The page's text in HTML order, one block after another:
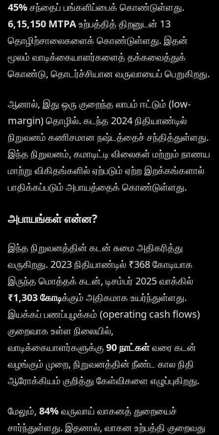
45%சந்தைப் பங்களிப்பைக் கொண்டுள்ளது.
6,15,150 MTPAஉற்பத்தித் திறனுடன் 13
தொழிற்சாலைகளைக் கொண்டுள்ளது. இதன்
மூலம் வாடிக்கையாளர்களைத் தக்கவைத்துக்
கொண்டு, தொடர்ச்சியான வருவாயைப் பெறுகிறது.
ஆனால், இது ஒரு குறைந்த லாபம் ஈட்டும் (low-
margin) தொழில். கடந்த 2024 நிதியாண்டில்
நிறுவனம் கணிசமான நஷ்டத்தைச் சந்தித்துள்ளது.
இந்த நிறுவனம், கமாடிட்டி விலைகள் மற்றும் நாணய
மாற்று விகிதங்களில் ஏற்படும் ஏற்ற இறக்கங்களால்
பாதிக்கப்படும் அபாயத்தைக் கொண்டுள்ளது.
அபாயங்கள் என்ன?
இந்த நிறுவனத்தின் கடன் சுமை அதிகரித்து
வருகிறது. 2023 நிதியாண்டில் ₹368 கோடியாக
இருந்த மொத்தக் கடன், டிசம்பர் 2025 வாக்கில்
₹1,303 கோடிக்கும் அதிகமாக உயர்ந்துள்ளது.
இயக்கப் பணப்புழக்கம் (operating cash flows)
குறைவாக உள்ள நிலையில்,
வாடிக்கையாளர்களுக்கு90 நாட்கள்வரை கடன்
வழங்கும் முறை, நிறுவனத்தின் நீண்ட கால நிதி
ஆரோக்கியம் குறித்து கேள்விகளை எழுப்புகிறது.
மேலும், 84%வருவாய் வாகனத் துறையைச்
சார்ந்துள்ளது. இதனால், வாகன உற்பத்தி குறைவது